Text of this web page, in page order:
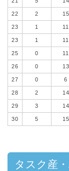
22 2 15
23 1 11
23 1 11
25 0 11
26 0 13
27 0 6
28 2 14
29 3 14
30 5 15
タスク産